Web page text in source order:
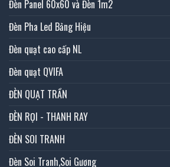
Đèn Panel 60x60 và Đèn 1m2
Đèn Pha Led Bảng Hiệu
Đèn quạt cao cấp NL
Đèn quạt QVIFA
ĐÈN QUẠT TRẦN
ĐÈN RỌI - THANH RAY
ĐÈN SOI TRANH
Đèn Soi Tranh,Soi Gương